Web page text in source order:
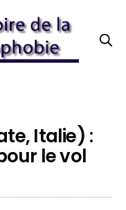
Italie) :
le vol